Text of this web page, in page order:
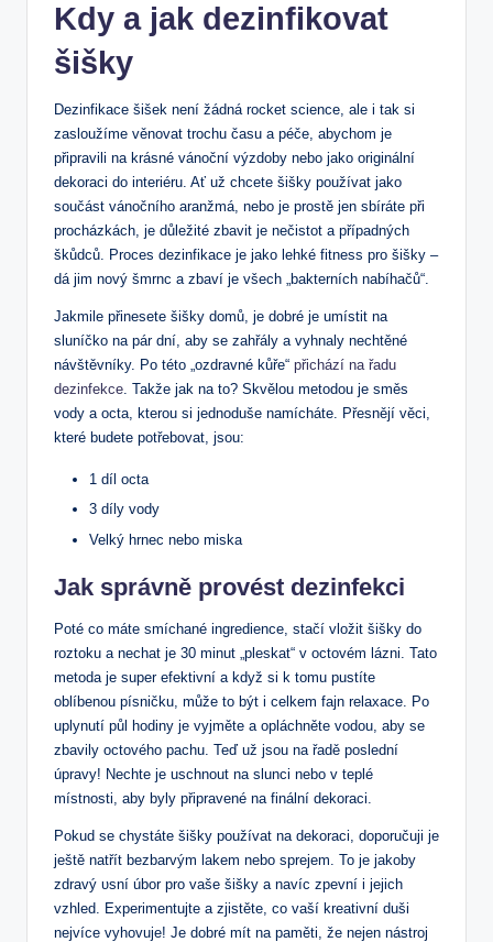
Kdy a jak dezinfikovat
šišky
Dezinfikace šišek není žádná rocket science, ale i tak si
zasloužíme věnovat trochu času a péče, abychom je
připravili na krásné vánoční výzdoby nebo jako originální
dekoraci do interiéru. Ať už chcete šišky používat jako
součást vánočního aranžmá, nebo je prostě jen sbíráte při
procházkách, je důležité zbavit je nečistot a případných
škůdců. Proces dezinfikace je jako lehké fitness pro šišky –
dá jim nový šmrnc a zbaví je všech „bakterních nabíhačů“.
Jakmile přinesete šišky domů, je dobré je umístit na
sluníčko na pár dní, aby se zahřály a vyhnaly nechtěné
návštěvníky. Po této „ozdravné kůře“ přichází na řadu
dezinfekce. Takže jak na to? Skvělou metodou je směs
vody a octa, kterou si jednoduše namícháte. Přesnějí věci,
které budete potřebovat, jsou:
1 díl octa
3 díly vody
Velký hrnec nebo miska
Jak správně provést dezinfekci
Poté co máte smíchané ingredience, stačí vložit šišky do
roztoku a nechat je 30 minut „pleskat“ v octovém lázni. Tato
metoda je super efektivní a když si k tomu pustíte
oblíbenou písničku, může to být i celkem fajn relaxace. Po
uplynutí půl hodiny je vyjměte a opláchněte vodou, aby se
zbavily octového pachu. Teď už jsou na řadě poslední
úpravy! Nechte je uschnout na slunci nebo v teplé
místnosti, aby byly připravené na finální dekoraci.
Pokud se chystáte šišky používat na dekoraci, doporučuji je
ještě natřít bezbarvým lakem nebo sprejem. To je jakoby
zdravý υsní úbor pro vaše šišky a navíc zpevní i jejich
vzhled. Experimentujte a zjistěte, co vaší kreativní duši
nejvíce vyhovuje! Je dobré mít na paměti, že nejen nástroj